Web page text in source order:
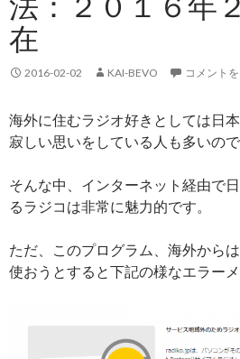
在
2016-02-02 KAI-BEVO コメント
海外に住むラジオ好きとしては日
寂しい思いをしている人も多いので
そんな中、インターネット経由で
るラジコは非常に魅力的です。
ただ、このプログラム、海外から
使おうとすると下記の様なエラー